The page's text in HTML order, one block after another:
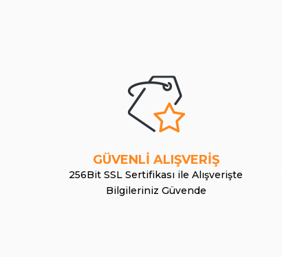
GÜVENLİ ALIŞVERİŞ
256Bit SSL Sertifikası ile Alışverişte
Bilgileriniz Güvende